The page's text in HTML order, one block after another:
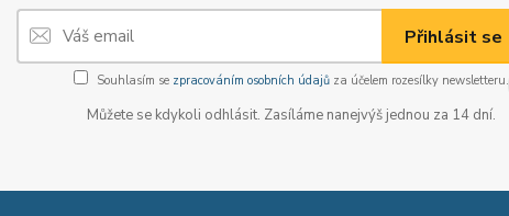
Přihlásit se
Souhlasím se zpracováním osobních údajů za účelem rozesílky newsletteru.
Můžete se kdykoli odhlásit. Zasíláme nanejvýš jednou za 14 dní.